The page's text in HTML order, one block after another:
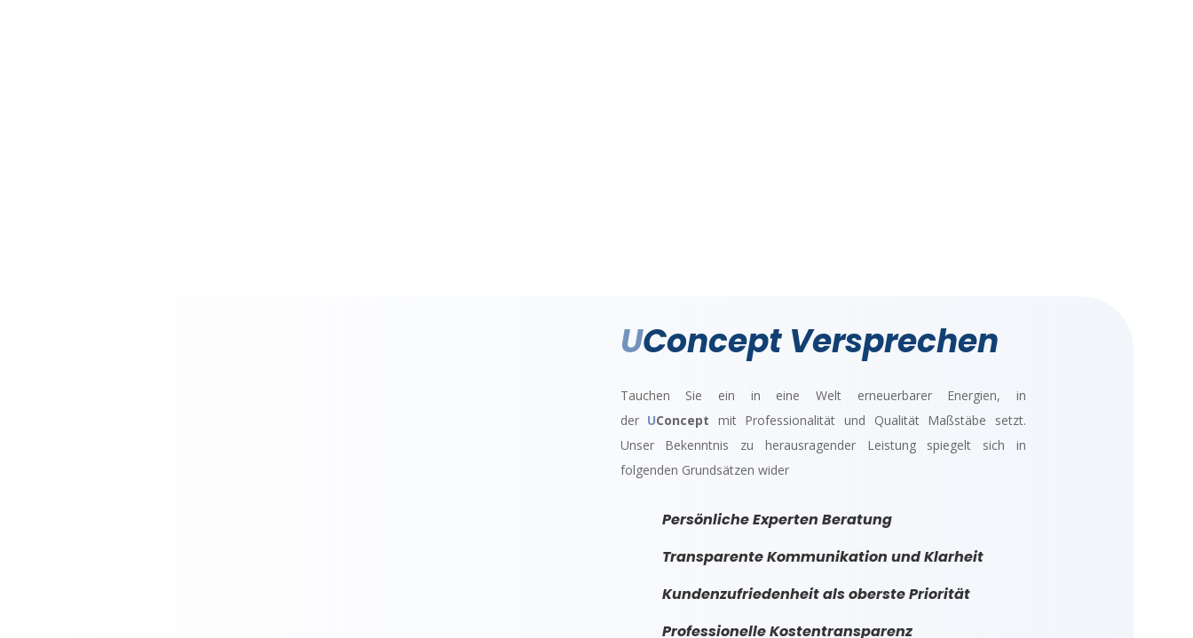
UConcept Versprechen
Tauchen Sie ein in eine Welt erneuerbarer Energien, in
der UConcept mit Professionalität und Qualität Maßstäbe setzt.
Unser Bekenntnis zu herausragender Leistung spiegelt sich in
folgenden Grundsätzen wider
Persönliche Experten Beratung
Transparente Kommunikation und Klarheit
Kundenzufriedenheit als oberste Priorität
Professionelle Kostentransparenz